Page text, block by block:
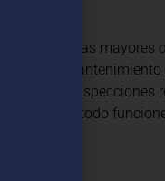
Evita problemas mayores
servicio de
Realizamos inspecciones
asegurar que todo